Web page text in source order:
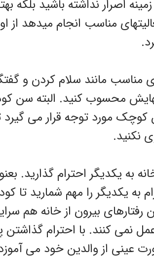
اصرار نداشته باشید
مناسب انجام میدهد از
مناسب مانند سلام کردن و
محسوب کنید. البته سن
مورد توجه قرار می گیرد
نکنید.
یکدیگر احترام گذارید.
به یکدیگر را مهم شمارید تا
رفتارهای بیرون از خانه هم
نمی کنند. با احترام گذاشتن
عینی از والدین خود می